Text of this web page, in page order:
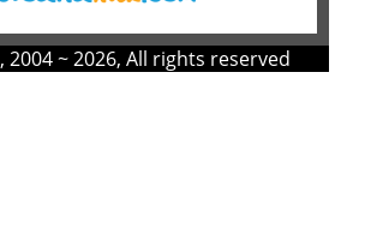
, 2004 ~ 2026, All rights reserved